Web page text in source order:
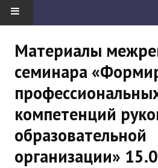
"Боевая" русистика
Будни института
АНОНСЫ
ИНСТИТУТ
Материалы
семинара
компетенций
образовательной
организации»